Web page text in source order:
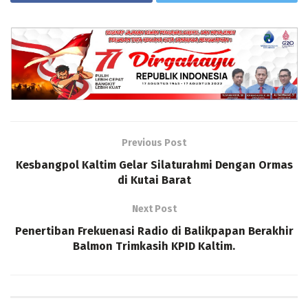
Previous Post
Kesbangpol Kaltim Gelar Silaturahmi Dengan Ormas
di Kutai Barat
Next Post
Penertiban Frekuenasi Radio di Balikpapan Berakhir
Balmon Trimkasih KPID Kaltim.